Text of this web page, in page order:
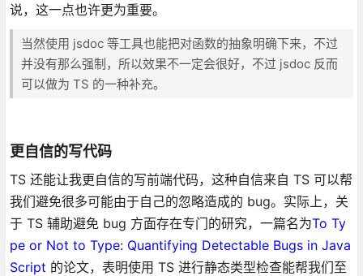
说，这一点也许更为重要。
当然使用 jsdoc 等工具也能把对函数的抽象明确下来，不过
并没有那么强制，所以效果不一定会很好，不过 jsdoc 反而
可以做为 TS 的一种补充。
更自信的写代码
TS 还能让我更自信的写前端代码，这种自信来自 TS 可以帮
我们避免很多可能由于自己的忽略造成的 bug。实际上，关
于 TS 辅助避免 bug 方面存在专门的研究，一篇名为To Ty
pe or Not to Type: Quantifying Detectable Bugs in Java
Script 的论文，表明使用 TS 进行静态类型检查能帮我们至